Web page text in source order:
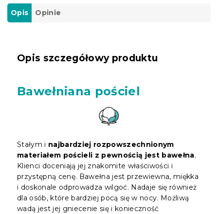
Opis Opinie
Opis szczegółowy produktu
Bawełniana pościel
Stałym i najbardziej rozpowszechnionym
materiałem pościeli z pewnością jest bawełna.
Klienci doceniają jej znakomite właściwości i
przystępną cenę. Bawełna jest przewiewna, miękka
i doskonale odprowadza wilgoć. Nadaje się również
dla osób, które bardziej pocą się w nocy. Możliwą
wadą jest jej gniecenie się i konieczność